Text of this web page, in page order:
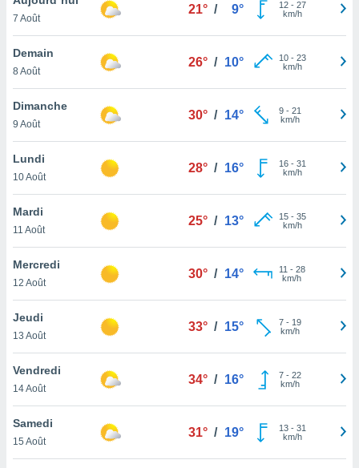
et
»,
au
vous
qu'ils
ou
le
ainsi
un
la
du
en
7 Août
21° / 9° 12- 27
km/h
Demain
8 Août
26° / 10° 10- 23
km/h
Dimanche
9 Août
30° / 14° 9- 21
km/h
Lundi
10 Août
28° / 16° 16- 31
km/h
Mardi
11 Août
25° / 13° 15- 35
km/h
Mercredi
12 Août
30° / 14° 11 - 28
km/h
Jeudi
13 Août
33° / 15° 7- 19
km/h
Vendredi
14 Août
34° / 16° 7- 22
km/h
Samedi
15 Août
31° / 19° 13- 31
km/h